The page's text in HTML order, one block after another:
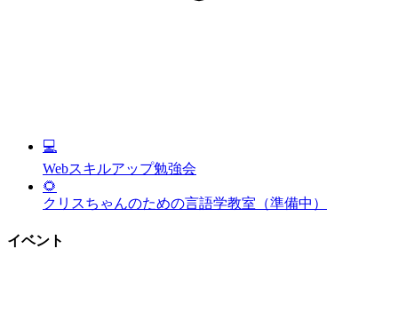
💻
Webスキルアップ勉強会
🌻
クリスちゃんのための言語学教室（準備中）
イベント